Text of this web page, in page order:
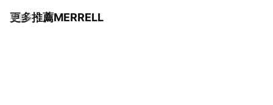
更多推薦MERRELL
看更多